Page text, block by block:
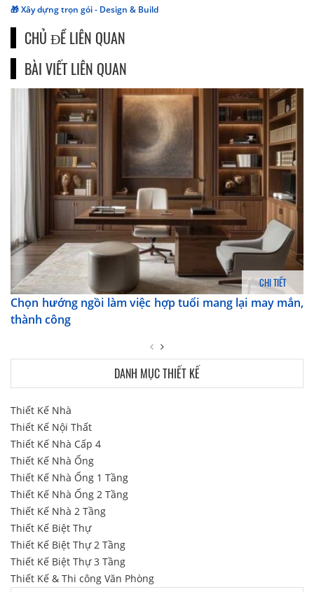
🎁 Xây dựng trọn gói - Design & Build
CHỦ ĐỀ LIÊN QUAN
BÀI VIẾT LIÊN QUAN
CHI TIẾT
Chọn hướng ngồi làm việc hợp tuổi mang lại may mắn,
thành công
DANH MỤC THIẾT KẾ
Thiết Kế Nhà
Thiết Kế Nội Thất
Thiết Kế Nhà Cấp 4
Thiết Kế Nhà Ống
Thiết Kế Nhà Ống 1 Tầng
Thiết Kế Nhà Ống 2 Tầng
Thiết Kế Nhà 2 Tầng
Thiết Kế Biệt Thự
Thiết Kế Biệt Thự 2 Tầng
Thiết Kế Biệt Thự 3 Tầng
Thiết Kế & Thi công Văn Phòng